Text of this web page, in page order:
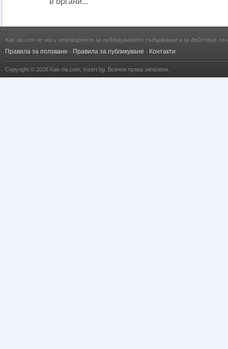
Kak-da.com не носи отговорност за публикуваното съдържание и за действия
Правила за ползване · Правила за публикуване · Контакти
Copyright © 2026 Kak-da.com Insert.bg . Всички права запазени.